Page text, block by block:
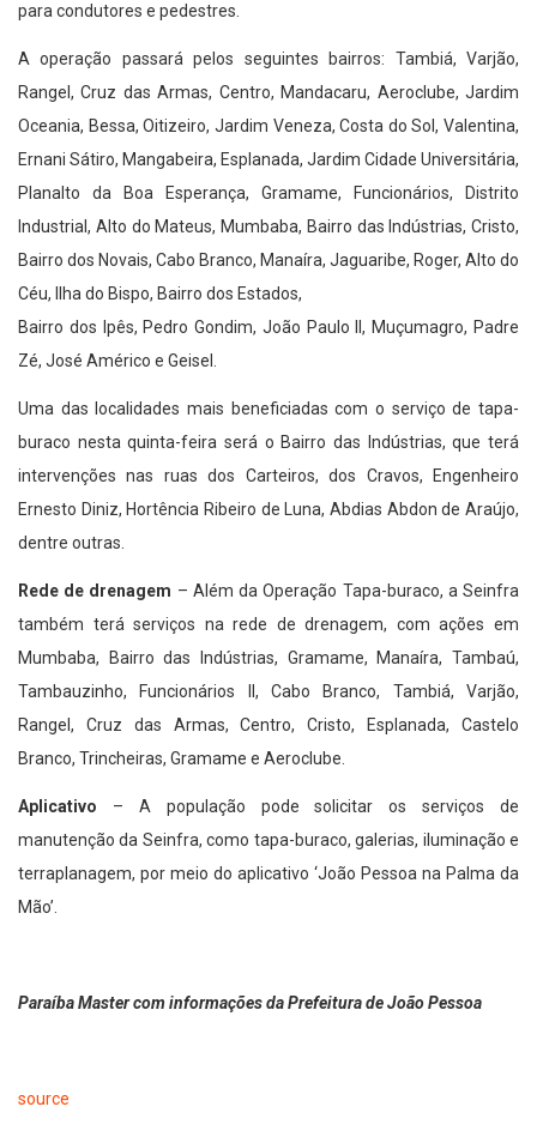
para condutores e pedestres.
A operação passará pelos seguintes bairros: Tambiá, Varjão,
Rangel, Cruz das Armas, Centro, Mandacaru, Aeroclube, Jardim
Oceania, Bessa, Oitizeiro, Jardim Veneza, Costa do Sol, Valentina,
Ernani Sátiro, Mangabeira, Esplanada, Jardim Cidade Universitária,
Planalto da Boa Esperança, Gramame, Funcionários, Distrito
Industrial, Alto do Mateus, Mumbaba, Bairro das Indústrias, Cristo,
Bairro dos Novais, Cabo Branco, Manaíra, Jaguaribe, Roger, Alto do
Céu, Ilha do Bispo, Bairro dos Estados,
Bairro dos Ipês, Pedro Gondim, João Paulo II, Muçumagro, Padre
Zé, José Américo e Geisel.
Uma das localidades mais beneficiadas com o serviço de tapa-
buraco nesta quinta-feira será o Bairro das Indústrias, que terá
intervenções nas ruas dos Carteiros, dos Cravos, Engenheiro
Ernesto Diniz, Hortência Ribeiro de Luna, Abdias Abdon de Araújo,
dentre outras.
Rede de drenagem – Além da Operação Tapa-buraco, a Seinfra
também terá serviços na rede de drenagem, com ações em
Mumbaba, Bairro das Indústrias, Gramame, Manaíra, Tambaú,
Tambauzinho, Funcionários II, Cabo Branco, Tambiá, Varjão,
Rangel, Cruz das Armas, Centro, Cristo, Esplanada, Castelo
Branco, Trincheiras, Gramame e Aeroclube.
Aplicativo – A população pode solicitar os serviços de
manutenção da Seinfra, como tapa-buraco, galerias, iluminação e
terraplanagem, por meio do aplicativo ‘João Pessoa na Palma da
Mão’.
Paraíba Master com informações da Prefeitura de João Pessoa
source